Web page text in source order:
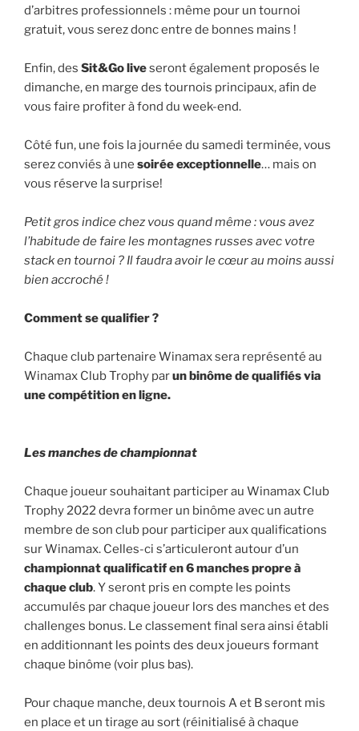
d’arbitres professionnels : même pour un tournoi
gratuit, vous serez donc entre de bonnes mains !
Enfin, des Sit&Go liveseront également proposés le
dimanche, en marge des tournois principaux, afin de
vous faire profiter à fond du week-end.
Côté fun, une fois la journée du samedi terminée, vous
serez conviés à une soirée exceptionnelle… mais on
vous réserve la surprise!
Petit gros indice chez vous quand même : vous avez
l’habitude de faire les montagnes russes avec votre
stack en tournoi ? Il faudra avoir le cœur au moins aussi
bien accroché !
Comment se qualifier ?
Chaque club partenaire Winamax sera représenté au
Winamax Club Trophy parun binôme de qualifiés via
une compétition en ligne.
Les manches de championnat
Chaque joueur souhaitant participer au Winamax Club
Trophy 2022 devra former un binôme avec un autre
membre de son club pour participer aux qualifications
sur Winamax. Celles-ci s’articuleront autour d’un
championnat qualificatif en 6 manches propre à
chaque club. Y seront pris en compte les points
accumulés par chaque joueur lors des manches et des
challenges bonus. Le classement final sera ainsi établi
en additionnant les points des deux joueurs formant
chaque binôme (voir plus bas).
Pour chaque manche, deux tournois A et B seront mis
en place et un tirage au sort (réinitialisé à chaque